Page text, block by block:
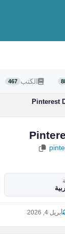
الكتب 467
Pinterest
أبريل 4, 2026